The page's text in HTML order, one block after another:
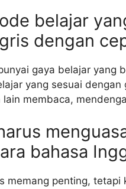
belajar
dengan
gaya belajar yang
yang sesuai
membaca,
bahasa
memang penting,